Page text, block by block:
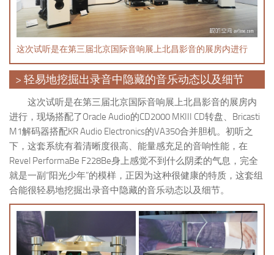
这次试听是在第三届北京国际音响展上北昌影音的展房内进行
> 轻易地挖掘出录音中隐藏的音乐动态以及细节
这次试听是在第三届北京国际音响展上北昌影音的展房内
进行，现场搭配了Oracle Audio的CD2000 MKIII CD转盘、Bricasti
M1解码器搭配KR Audio Electronics的VA350合并胆机。初听之
下，这套系统有着清晰度很高、能量感充足的音响性能，在
Revel PerformaBe F228Be身上感觉不到什么阴柔的气息，完全
就是一副“阳光少年”的模样，正因为这种很健康的特质，这套组
合能很轻易地挖掘出录音中隐藏的音乐动态以及细节。